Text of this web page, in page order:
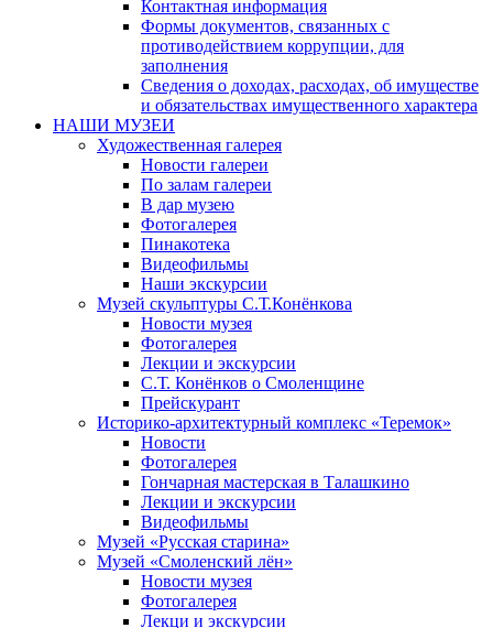
Контактная информация
Формы документов, связанных с
противодействием коррупции, для
заполнения
Сведения о доходах, расходах, об имуществе
и обязательствах имущественного характера
НАШИ МУЗЕИ
Художественная галерея
Новости галереи
По залам галереи
В дар музею
Фотогалерея
Пинакотека
Видеофильмы
Наши экскурсии
Музей скульптуры С.Т.Конёнкова
Новости музея
Фотогалерея
Лекции и экскурсии
С.Т. Конёнков о Смоленщине
Прейскурант
Историко-архитектурный комплекс «Теремок»
Новости
Фотогалерея
Гончарная мастерская в Талашкино
Лекции и экскурсии
Видеофильмы
Музей «Русская старина»
Музей «Смоленский лён»
Новости музея
Фотогалерея
Лекци и экскурсии